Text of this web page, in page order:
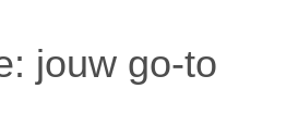
jouw go‑to